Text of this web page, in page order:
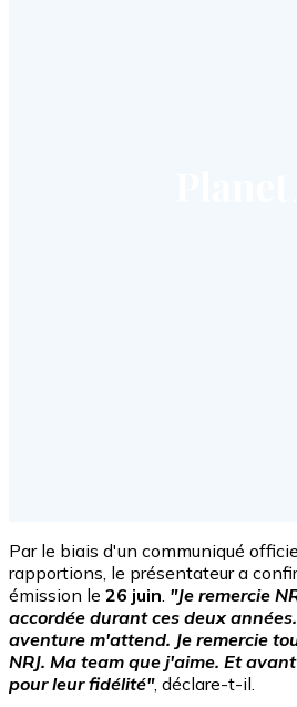
Par le biais d'un communiqué
rapportions, le présentateur a
émission le 26 juin "Je remercie
accordée durant ces deux
aventure m'attend. Je remercie
NRJ. Ma team que j'aime. Et
pour leur fidélité", déclare-t-il.